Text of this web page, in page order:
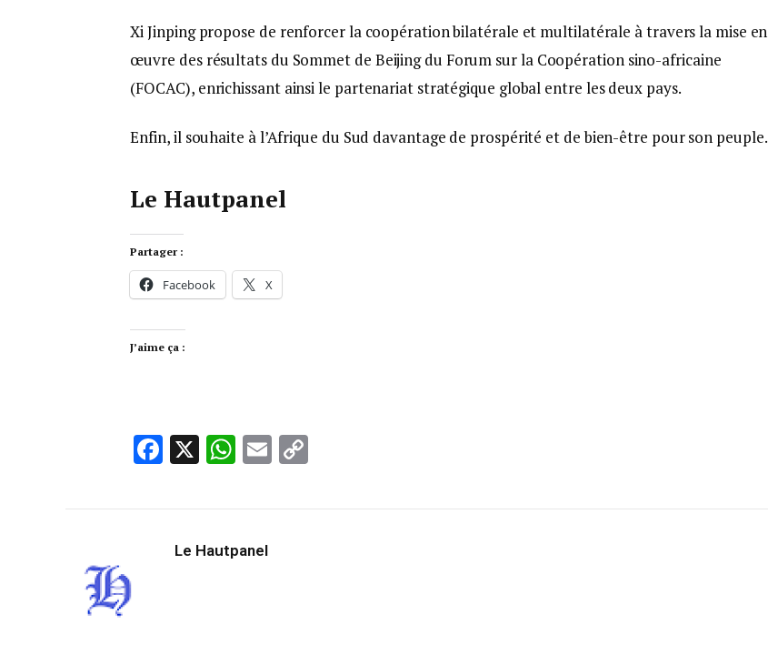
Xi Jinping propose de renforcer la coopération bilatérale et multilatérale à travers la mise en
œuvre des résultats du Sommet de Beijing du Forum sur la Coopération sino-africaine
(FOCAC), enrichissant ainsi le partenariat stratégique global entre les deux pays.
Enfin, il souhaite à l’Afrique du Sud davantage de prospérité et de bien-être pour son peuple.
Le Hautpanel
Partager :
Facebook X
J’aime ça :
Facebook
X WhatsApp
Email
Le Hautpanel